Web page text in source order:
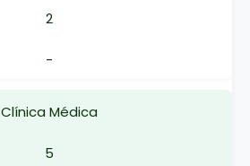
2
-
Clínica Médica
5